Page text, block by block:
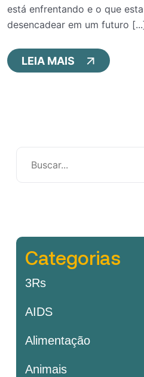
está enfrentando e o que
desencadear em um futuro
LEIA MAIS
Categorias
3Rs
AIDS
Alimentação
Animais